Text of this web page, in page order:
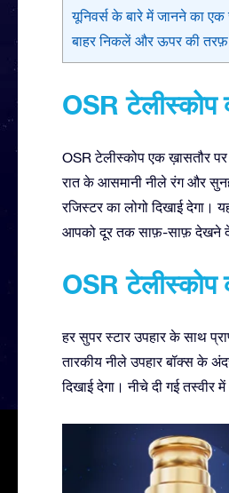
यूनिवर्स के बारे में जानने का एक
बाहर निकलें और ऊपर की
OSR टेलीस्कोप
OSR टेलीस्कोप एक ख़ासतौर पर
रात के आसमानी नीले रंग और
रजिस्टर का लोगो दिखाई
आपको दूर तक साफ़-साफ़ देखने
OSR टेलीस्कोप
हर सुपर स्टार उपहार के साथ
तारकीय नीले उपहार बॉक्स के
दिखाई देगा। नीचे दी गई तस्वीर